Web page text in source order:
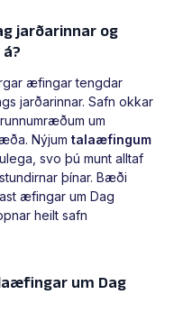
jarðarinnar og
æfingar tengdar
jarðarinnar. Safn okkar
um
Nýjum talaæfingum
svo þú munt alltaf
þínar. Bæði
æfingar um Dag
heilt safn
um Dag